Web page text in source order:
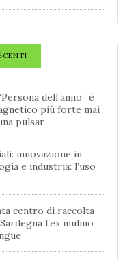
dell’anno” è
più forte mai
pulsar
innovazione in
e industria: l’uso
centro di raccolta
l’ex mulino